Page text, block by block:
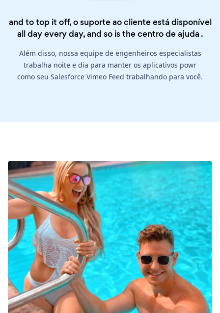
and to top it off, o suporte ao cliente está disponível
all day every day, and so is thecentro de ajuda .
Além disso, nossa equipe de engenheiros especialistas
trabalha noite e dia para manter os aplicativos powr
como seu Salesforce Vimeo Feed trabalhando para você.